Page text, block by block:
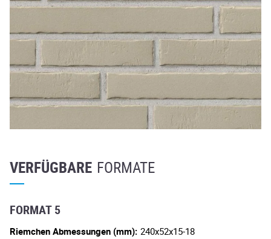
VERFÜGBARE FORMATE
FORMAT 5
Riemchen Abmessungen (mm): 240x52x15-18